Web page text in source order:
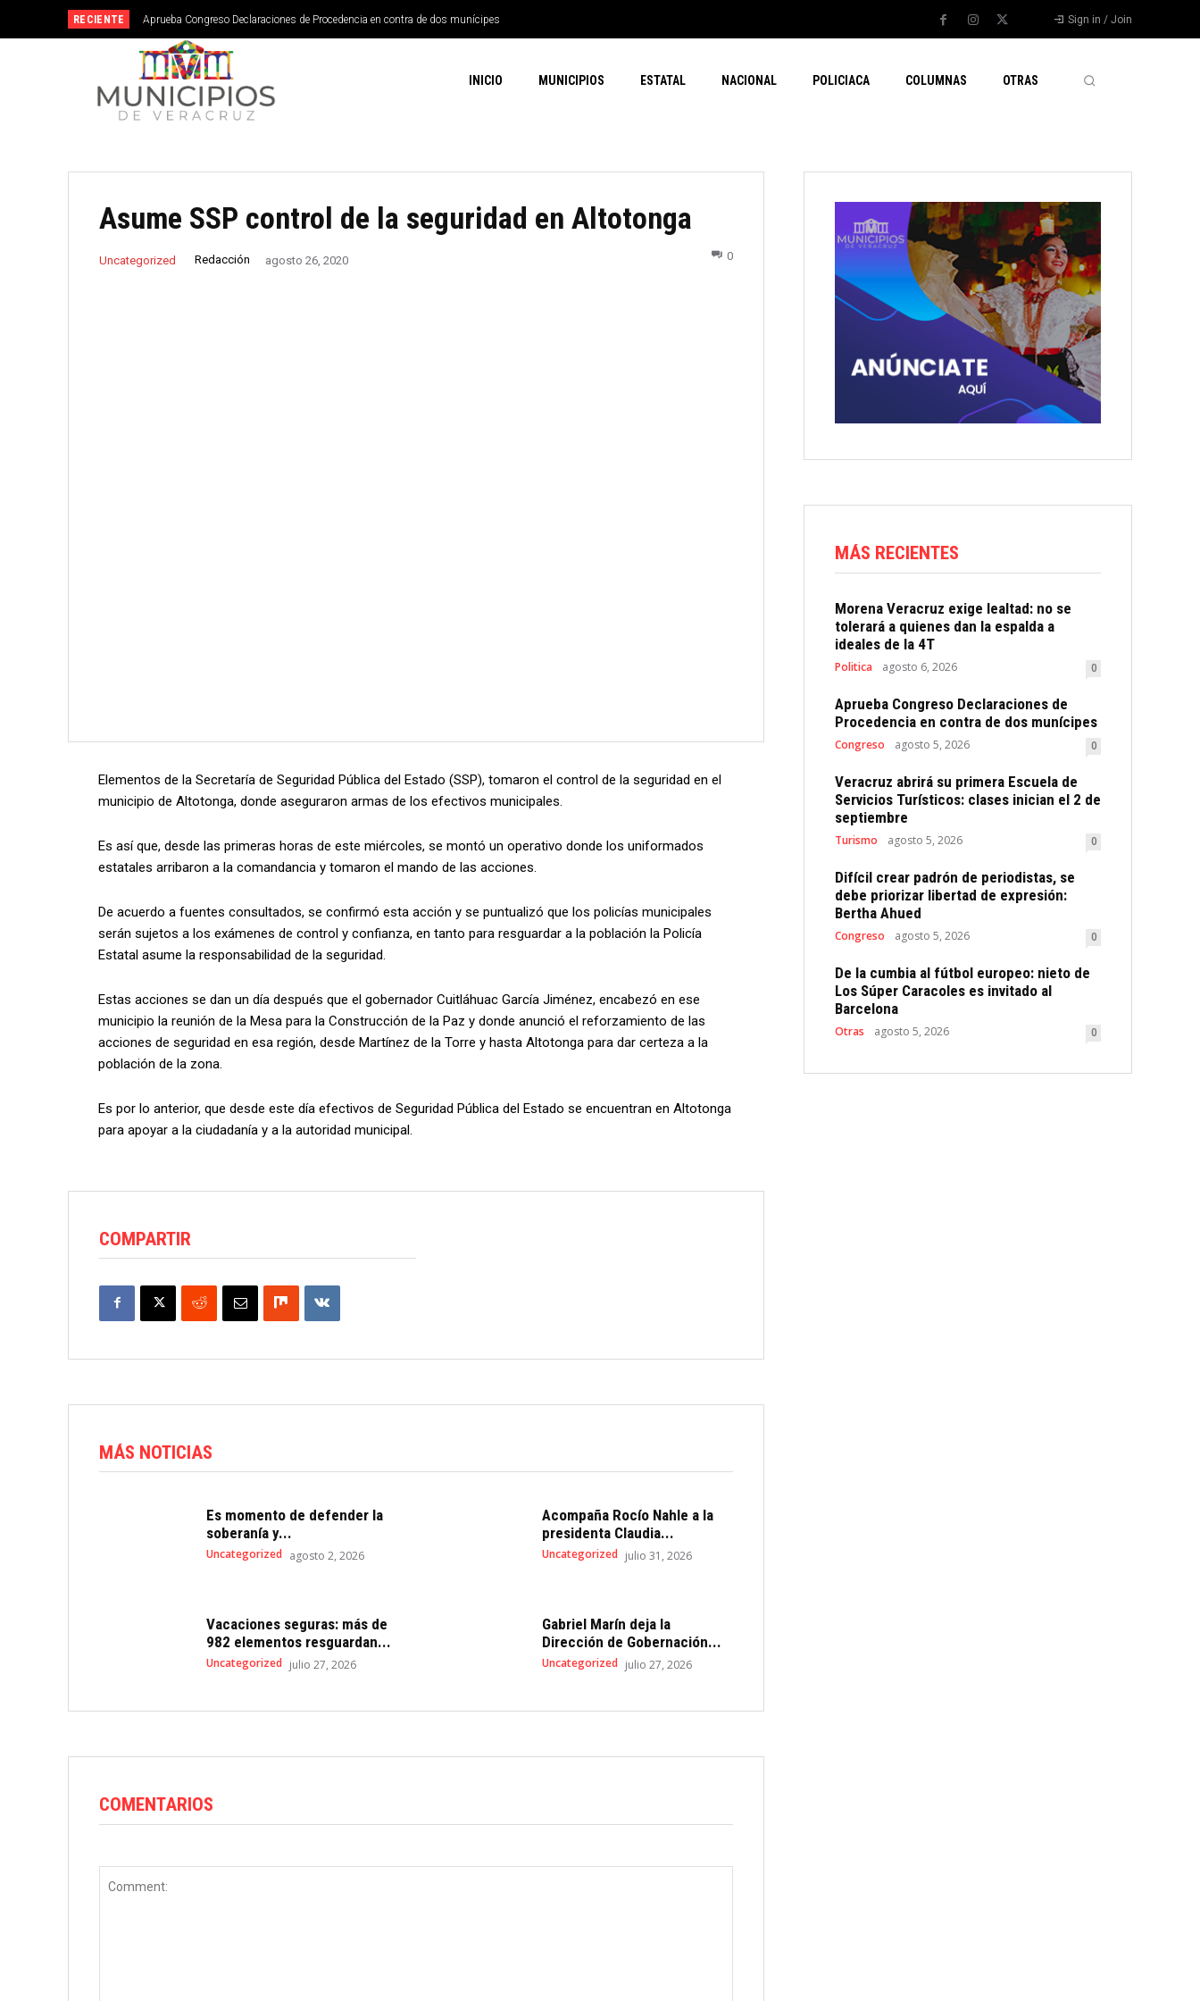
RECIENTE Aprueba Congreso Declaraciones de Procedencia en contra de dos munícipes Sign in / Join
INICIO MUNICIPIOS ESTATAL NACIONAL POLICIACA COLUMNAS OTRAS
Asume SSP control de la seguridad en Altotonga
Uncategorized Redacción agosto 26, 2020 0
Elementos de la Secretaría de Seguridad Pública del Estado (SSP), tomaron el control de la seguridad en el
municipio de Altotonga, donde aseguraron armas de los efectivos municipales.
Es así que, desde las primeras horas de este miércoles, se montó un operativo donde los uniformados
estatales arribaron a la comandancia y tomaron el mando de las acciones.
De acuerdo a fuentes consultados, se confirmó esta acción y se puntualizó que los policías municipales
serán sujetos a los exámenes de control y confianza, en tanto para resguardar a la población la Policía
Estatal asume la responsabilidad de la seguridad.
Estas acciones se dan un día después que el gobernador Cuitláhuac García Jiménez, encabezó en ese
municipio la reunión de la Mesa para la Construcción de la Paz y donde anunció el reforzamiento de las
acciones de seguridad en esa región, desde Martínez de la Torre y hasta Altotonga para dar certeza a la
población de la zona.
Es por lo anterior, que desde este día efectivos de Seguridad Pública del Estado se encuentran en Altotonga
para apoyar a la ciudadanía y a la autoridad municipal.
COMPARTIR
MÁS NOTICIAS
Es momento de defender la
soberanía y...
Uncategorized agosto 2, 2026
Acompaña Rocío Nahle a la
presidenta Claudia...
Uncategorized julio 31, 2026
Vacaciones seguras: más de
982 elementos resguardan...
Uncategorized julio 27, 2026
Gabriel Marín deja la
Dirección de Gobernación...
Uncategorized julio 27, 2026
COMENTARIOS
MÁS RECIENTES
Morena Veracruz exige lealtad: no se
tolerará a quienes dan la espalda a
ideales de la 4T
Politica agosto 6, 2026 0
Aprueba Congreso Declaraciones de
Procedencia en contra de dos munícipes
Congreso agosto 5, 2026 0
Veracruz abrirá su primera Escuela de
Servicios Turísticos: clases inician el 2 de
septiembre
Turismo agosto 5, 2026 0
Difícil crear padrón de periodistas, se
debe priorizar libertad de expresión:
Bertha Ahued
Congreso agosto 5, 2026 0
De la cumbia al fútbol europeo: nieto de
Los Súper Caracoles es invitado al
Barcelona
Otras agosto 5, 2026 0